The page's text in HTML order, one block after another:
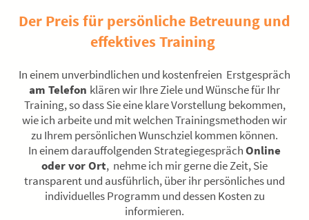
Der Preis für persönliche Betreuung und
effektives Training
In einem unverbindlichen und kostenfreien Erstgespräch
am Telefon klären wir Ihre Ziele und Wünsche für Ihr
Training, so dass Sie eine klare Vorstellung bekommen,
wie ich arbeite und mit welchen Trainingsmethoden wir
zu Ihrem persönlichen Wunschziel kommen können.
In einem darauffolgenden StrategiegesprächOnline
oder vor Ort, nehme ich mir gerne die Zeit, Sie
transparent und ausführlich, über ihr persönliches und
individuelles Programm und dessen Kosten zu
informieren.